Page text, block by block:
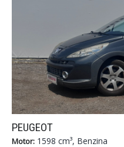
PEUGEOT
Motor: 1598 cm³, Benzina